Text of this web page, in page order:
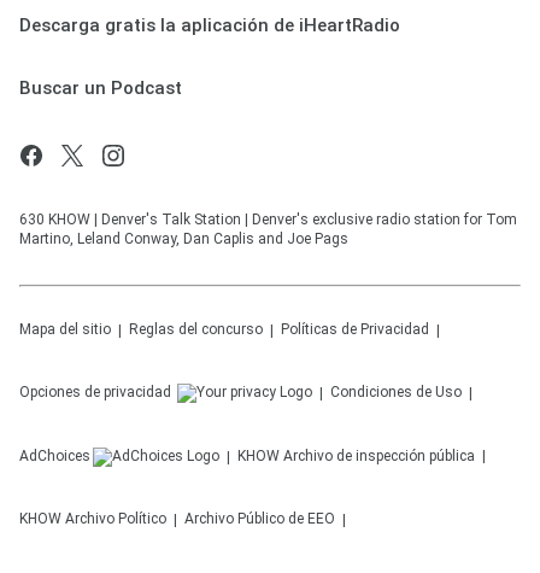
Descarga gratis la aplicación de iHeartRadio
Buscar un Podcast
630 KHOW | Denver's Talk Station | Denver's exclusive radio station for Tom
Martino, Leland Conway, Dan Caplis and Joe Pags
Mapa del sitio Reglas del concurso Políticas de Privacidad
Opciones de privacidad Condiciones de Uso
AdChoices KHOW Archivo de inspección pública
KHOW Archivo Político Archivo Público de EEO